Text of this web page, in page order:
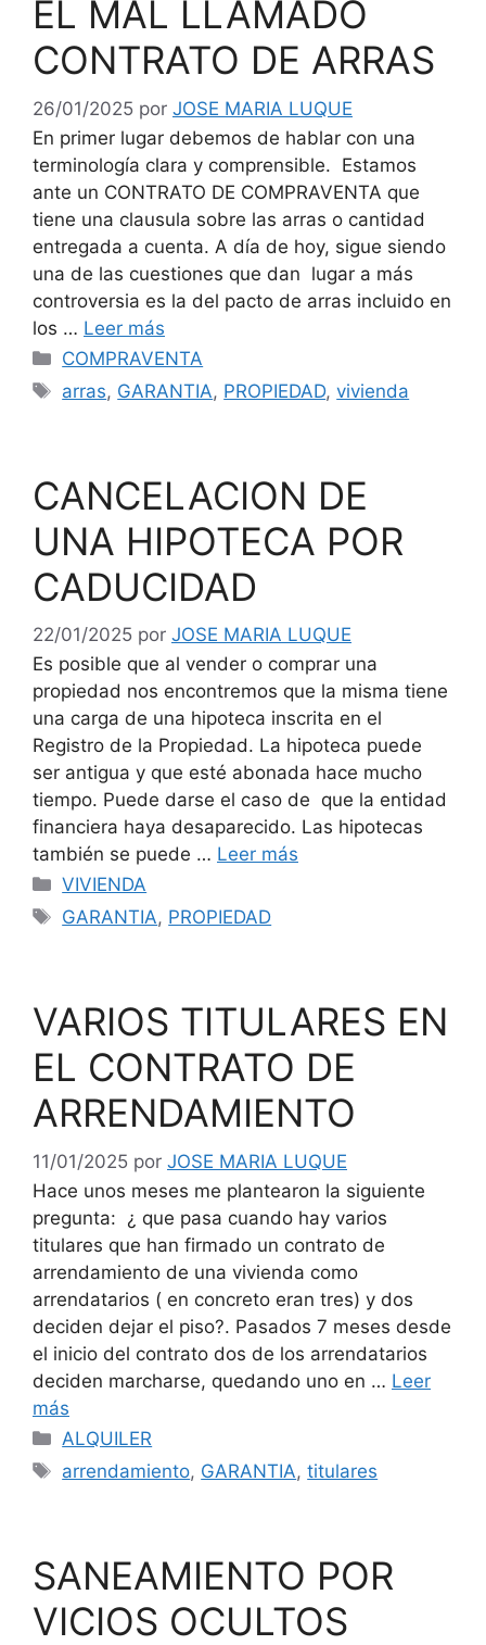
EL MAL LLAMADO
CONTRATO DE ARRAS
26/01/2025 por JOSE MARIA LUQUE
En primer lugar debemos de hablar con una
terminología clara y comprensible. Estamos
ante un CONTRATO DE COMPRAVENTA que
tiene una clausula sobre las arras o cantidad
entregada a cuenta. A día de hoy, sigue siendo
una de las cuestiones que dan lugar a más
controversia es la del pacto de arras incluido en
los … Leer más
Categorías
COMPRAVENTA
Etiquetas
arras, GARANTIA, PROPIEDAD,vivienda
CANCELACION DE
UNA HIPOTECA POR
CADUCIDAD
22/01/2025 por JOSE MARIA LUQUE
Es posible que al vender o comprar una
propiedad nos encontremos que la misma tiene
una carga de una hipoteca inscrita en el
Registro de la Propiedad. La hipoteca puede
ser antigua y que esté abonada hace mucho
tiempo. Puede darse el caso de que la entidad
financiera haya desaparecido. Las hipotecas
también se puede … Leer más
Categorías
VIVIENDA
Etiquetas
GARANTIA, PROPIEDAD
VARIOS TITULARES EN
EL CONTRATO DE
ARRENDAMIENTO
11/01/2025 por JOSE MARIA LUQUE
Hace unos meses me plantearon la siguiente
pregunta: ¿ que pasa cuando hay varios
titulares que han firmado un contrato de
arrendamiento de una vivienda como
arrendatarios ( en concreto eran tres) y dos
deciden dejar el piso?. Pasados 7 meses desde
el inicio del contrato dos de los arrendatarios
deciden marcharse, quedando uno en … Leer
más
Categorías
ALQUILER
Etiquetas
arrendamiento, GARANTIA,titulares
SANEAMIENTO POR
VICIOS OCULTOS